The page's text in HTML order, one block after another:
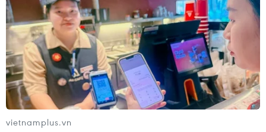
Chưa đầu tư mở rộng Quốc lộ 1 đoạn
Bạc Liêu-Cà Mau giai đoạn 2026-
2030
06/08/2026 12:24
Tuyên Quang khẩn trương khắc
phục sạt lở trên các tuyến giao thông
vietnamplus.vn